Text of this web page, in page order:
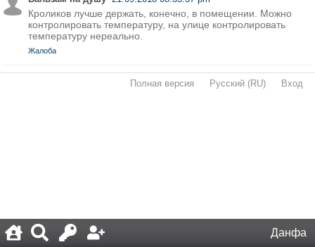
Данфа
Кроликов лучше держать, конечно, в помещении. Можно
контролировать температуру, на улице контролировать
температуру нереально.
Жалоба
Полная версия Русский (RU) Вход